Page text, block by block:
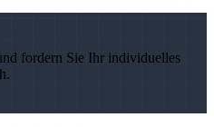
fordern Sie Ihr individuelles